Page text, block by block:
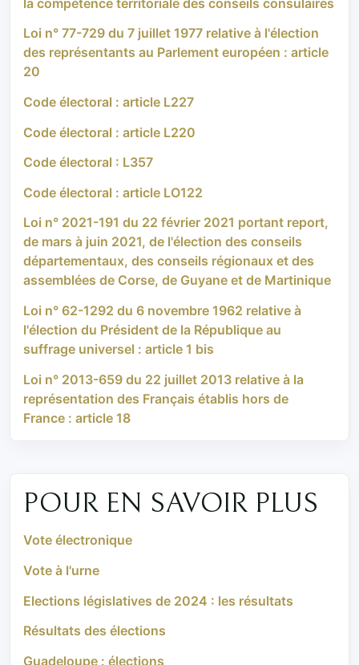
Loi n° 77-729 du 7 juillet 1977 relative à l'élection
des représentants au Parlement européen : article
20
Code électoral : article L227
Code électoral : article L220
Code électoral : L357
Code électoral : article LO122
Loi n° 2021-191 du 22 février 2021 portant report,
de mars à juin 2021, de l'élection des conseils
départementaux, des conseils régionaux et des
assemblées de Corse, de Guyane et de Martinique
Loi n° 62-1292 du 6 novembre 1962 relative à
l'élection du Président de la République au
suffrage universel : article 1 bis
Loi n° 2013-659 du 22 juillet 2013 relative à la
représentation des Français établis hors de
France : article 18
POUR EN SAVOIR PLUS
Vote électronique
Vote à l'urne
Elections législatives de 2024 : les résultats
Résultats des élections
Guadeloupe : élections